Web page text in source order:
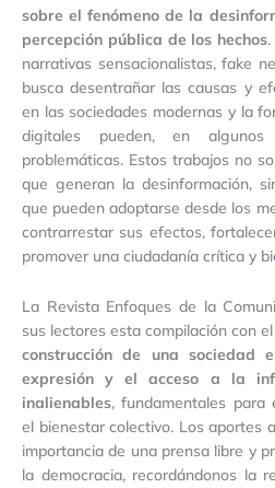
sobre el fenómeno de la
percepción pública de los hechos
narrativas sensacionalistas, fake
busca desentrañar las causas y
en las sociedades modernas y la
digitales pueden, en algunos
problemáticas. Estos trabajos no
que generan la desinformación,
que pueden adoptarse desde los
contrarrestar sus efectos,
promover una ciudadanía crítica y
La Revista Enfoques de la
sus lectores esta compilación con
construcción de una
expresión y el acceso a la
inalienables, fundamentales para
el bienestar colectivo. Los aportes
importancia de una prensa libre y
la democracia, recordándonos la